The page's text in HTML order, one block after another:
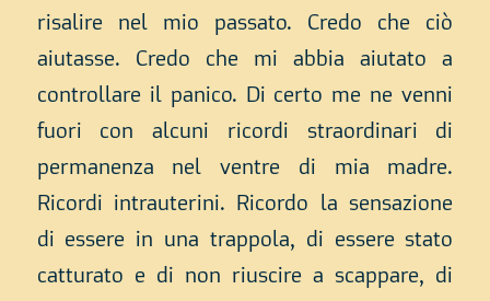
risalire nel mio passato. Credo che ciò
aiutasse. Credo che mi abbia aiutato a
controllare il panico. Di certo me ne venni
fuori con alcuni ricordi straordinari di
permanenza nel ventre di mia madre.
Ricordi intrauterini. Ricordo la sensazione
di essere in una trappola, di essere stato
catturato e di non riuscire a scappare, di